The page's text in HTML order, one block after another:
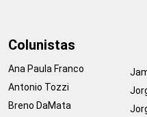
Colunistas
Ana Paula Franco
Antonio Tozzi
Breno DaMata